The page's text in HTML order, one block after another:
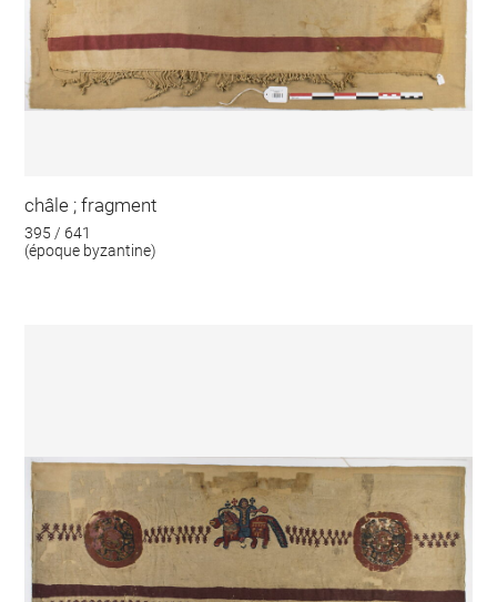
châle ; fragment
395 / 641
(époque byzantine)